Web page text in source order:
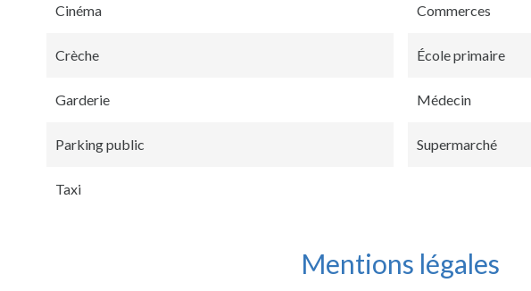
Cinéma Commerces
Crèche École primaire
Garderie Médecin
Parking public Supermarché
Taxi
Mentions légales